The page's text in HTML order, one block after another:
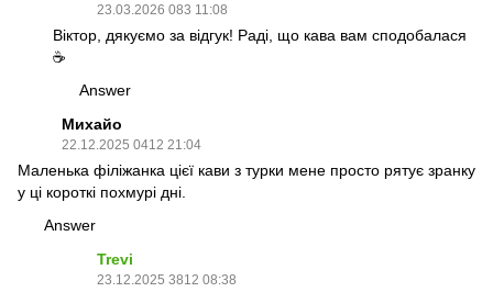
23.03.2026 083 11:08
Віктор, дякуємо за відгук! Раді, що кава вам сподобалася
☕️
Answer
Михайо
22.12.2025 0412 21:04
Маленька філіжанка цієї кави з турки мене просто рятує зранку
у ці короткі похмурі дні.
Answer
Trevi
23.12.2025 3812 08:38